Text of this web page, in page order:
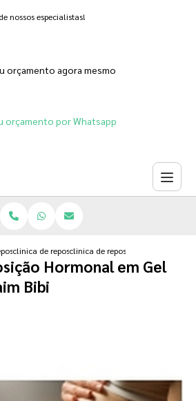
nossos especialistas!
orçamento agora mesmo
orçamento por Whatsapp
hormonal
clinica de reposicao hormonal feminina
clinica de reposicao hormonal
Hormonal em Gel
Bibi